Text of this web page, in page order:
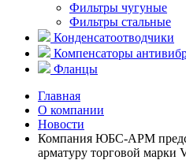
Фильтры чугуные
Фильтры стальные
Конденсатоотводчики
Компенсаторы
Фланцы
Главная
О компании
Новости
Компания ЮБС-АРМ
арматуру торговой марки